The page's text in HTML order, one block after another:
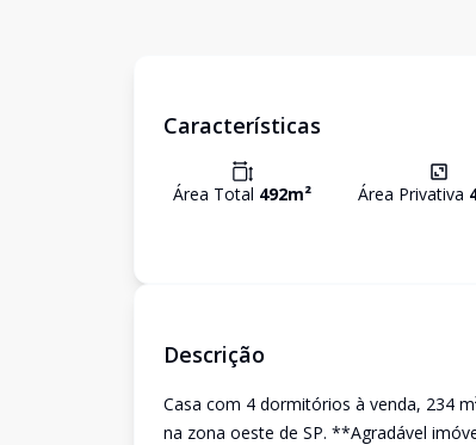
Características
Área Total 492m² Área Privativa
Descrição
Casa com 4 dormitórios à venda, 234
na zona oeste de SP. **Agradável